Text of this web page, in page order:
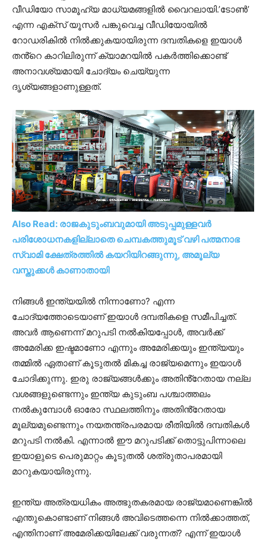
വീഡിയോ സാമൂഹ്യ മാധ്യമങ്ങളിൽ വൈറലായി.’ടോൺ’
എന്ന എക്സ് യൂസർ പങ്കുവെച്ച വീഡിയോയിൽ
റോഡരികിൽ നിൽക്കുകയായിരുന്ന ദമ്പതികളെ ഇയാൾ
തൻ്റെ കാറിലിരുന്ന് ക്യാമറയിൽ പകർത്തിക്കൊണ്ട്
അനാവശ്യമായി ചോദ്യം ചെയ്യുന്ന
ദൃശ്യങ്ങളാണുള്ളത്.
Also Read: രാജകുടുംബവുമായി അടുപ്പമുള്ളവർ
പരിശോധനകളില്ലാതെ ചെമ്പകത്തുമൂട് വഴി പത്മനാഭ
സ്വാമി ക്ഷേത്രത്തിൽ കയറിയിറങ്ങുന്നു, അമൂല്യ
വസ്തുക്കൾ കാണാതായി
നിങ്ങൾ ഇന്ത്യയിൽ നിന്നാണോ? എന്ന
ചോദ്യത്തോടെയാണ് ഇയാൾ ദമ്പതികളെ സമീപിച്ചത്.
അവർ ആണെന്ന് മറുപടി നൽകിയപ്പോൾ, അവർക്ക്
അമേരിക്ക ഇഷ്ടമാണോ എന്നും അമേരിക്കയും ഇന്ത്യയും
തമ്മിൽ ഏതാണ് കൂടുതൽ മികച്ച രാജ്യമെന്നും ഇയാൾ
ചോദിക്കുന്നു. ഇരു രാജ്യങ്ങൾക്കും അതിൻ്റേതായ നല്ല
വശങ്ങളുണ്ടെന്നും ഇന്ത്യ കുടുംബ പശ്ചാത്തലം
നൽകുമ്പോൾ ഓരോ സ്ഥലത്തിനും അതിൻ്റേതായ
മൂല്യമുണ്ടെന്നും നയതന്ത്രപരമായ രീതിയിൽ ദമ്പതികൾ
മറുപടി നൽകി. എന്നാൽ ഈ മറുപടിക്ക് തൊട്ടുപിന്നാലെ
ഇയാളുടെ പെരുമാറ്റം കൂടുതൽ ശത്രുതാപരമായി
മാറുകയായിരുന്നു.
ഇന്ത്യ അത്രയധികം അത്ഭുതകരമായ രാജ്യമാണെങ്കിൽ
എന്തുകൊണ്ടാണ് നിങ്ങൾ അവിടെത്തന്നെ നിൽക്കാത്തത്,
എന്തിനാണ് അമേരിക്കയിലേക്ക് വരുന്നത്? എന്ന് ഇയാൾ